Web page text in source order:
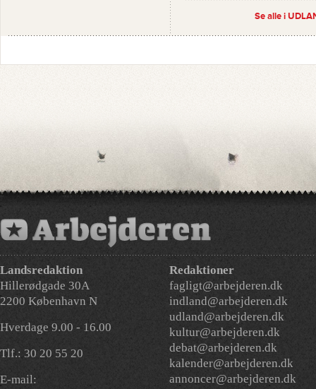
Se alle i
Landsredaktion
Hillerødgade 30A
2200 København N
Hverdage 9.00 - 16.00
Tlf.: 30 20 55 20
E-mail:
Redaktioner
fagligt@arbejderen.dk
indland@arbejderen.dk
udland@arbejderen.dk
kultur@arbejderen.dk
debat@arbejderen.dk
kalender@arbejderen.dk
annoncer@arbejderen.dk